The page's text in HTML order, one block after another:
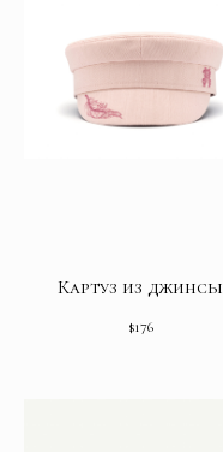
Картуз из джинсы
$176